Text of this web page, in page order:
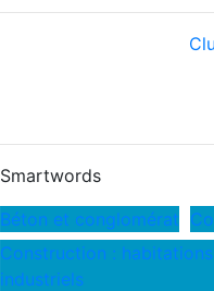
Smartwords
Béton et conglomérat
Construction :
industriels